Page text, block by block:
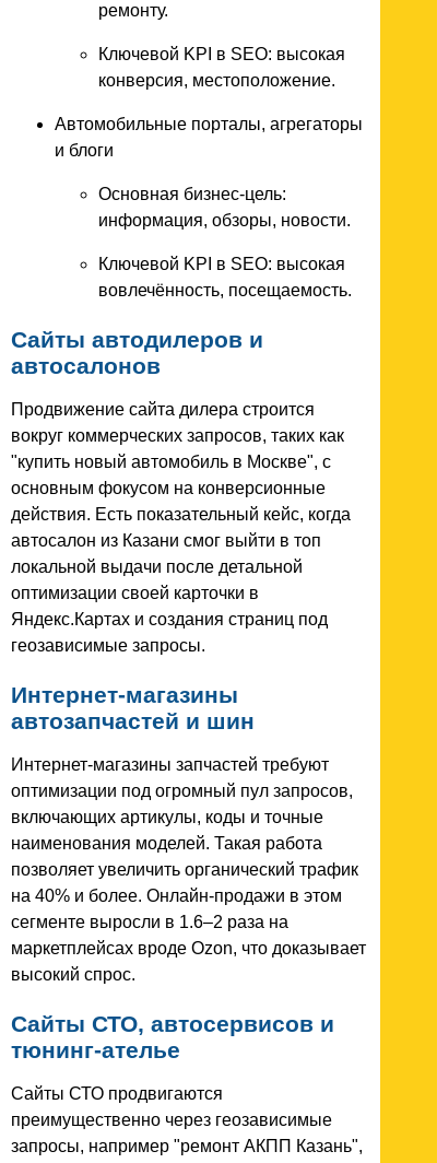
ремонту.
Ключевой KPI в SEO: высокая
конверсия, местоположение.
Автомобильные порталы, агрегаторы
и блоги
Основная бизнес-цель:
информация, обзоры, новости.
Ключевой KPI в SEO: высокая
вовлечённость, посещаемость.
Сайты автодилеров и
автосалонов
Продвижение сайта дилера строится
вокруг коммерческих запросов, таких как
"купить новый автомобиль в Москве", с
основным фокусом на конверсионные
действия. Есть показательный кейс, когда
автосалон из Казани смог выйти в топ
локальной выдачи после детальной
оптимизации своей карточки в
Яндекс.Картах и создания страниц под
геозависимые запросы.
Интернет-магазины
автозапчастей и шин
Интернет-магазины запчастей требуют
оптимизации под огромный пул запросов,
включающих артикулы, коды и точные
наименования моделей. Такая работа
позволяет увеличить органический трафик
на 40% и более. Онлайн-продажи в этом
сегменте выросли в 1.6–2 раза на
маркетплейсах вроде Ozon, что доказывает
высокий спрос.
Сайты СТО, автосервисов и
тюнинг-ателье
Сайты СТО продвигаются
преимущественно через геозависимые
запросы, например "ремонт АКПП Казань",